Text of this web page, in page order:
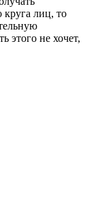
круга лиц, то
этого не хочет,